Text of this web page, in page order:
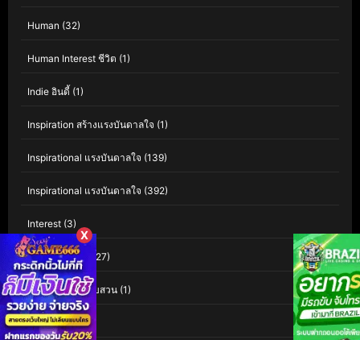
Human (32)
Human Interest ชีวิต (1)
Indie อินดี้ (1)
Inspiration สร้างแรงบันดาลใจ (1)
Inspirational แรงบันดาลใจ (139)
Inspirational แรงบันดาลใจ (392)
Interest (3)
Investigation (127)
Investigation สืบสวน (1)
iQIYI(60)
X